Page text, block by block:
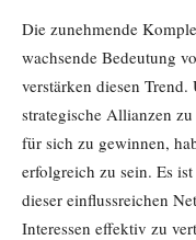
Die zunehmende
wachsende Bedeutung
verstärken diesen
strategische Allianzen
für sich zu gewinnen,
erfolgreich zu sein. Es
dieser einflussreichen
Interessen effektiv zu